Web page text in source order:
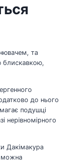
та
блискавкою,
до нього
подушці
нерівномірного
Дакімакура
можна